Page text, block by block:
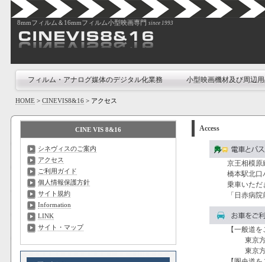
8mmフィルム＆16mmフィルム小型映画専門 since 1993
フィルム・アナログ媒体のデジタル化業務 小型映画機材及び周辺
HOME> CINEVIS8&16> アクセス
Access
京王相模原
橋本駅北口
乗車いただ
「日赤病
【一般道
東京
東京
CINE VIS 8&16
シネヴィスのご案内
アクセス
ご利用ガイド
個人情報保護方針
サイト規約
Information
LINK
サイト・マップ